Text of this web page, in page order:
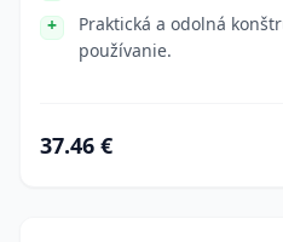
Praktická a odolná
používanie.
37.46 €